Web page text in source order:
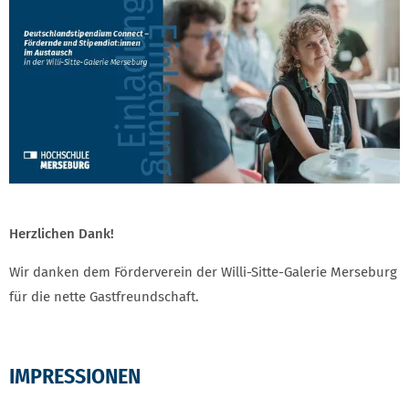
Herzlichen Dank!
Wir danken dem Förderverein der Willi-Sitte-Galerie Merseburg
für die nette Gastfreundschaft.
IMPRESSIONEN